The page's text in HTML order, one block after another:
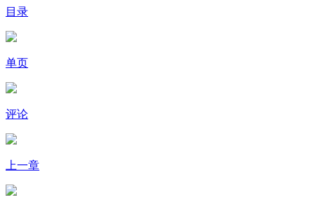
目录
单页
评论
上一章